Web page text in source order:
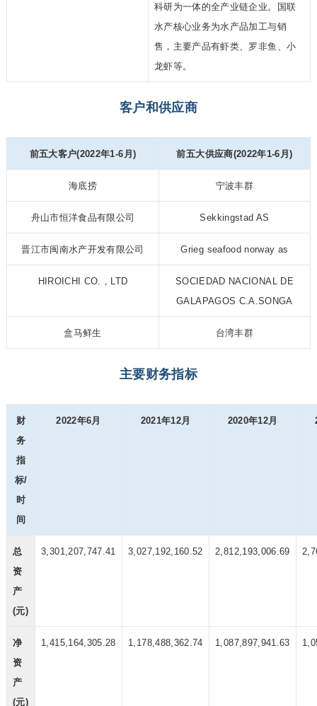
科研为一体的全产业链企业。国联
水产核心业务为水产品加工与销
售，主要产品有虾类、罗非鱼、小
龙虾等。
客户和供应商
前五大客户(2022年1-6月) 前五大供应商(2022年1-6月)
海底捞 宁波丰群
舟山市恒洋食品有限公司 Sekkingstad AS
晋江市闽南水产开发有限公司 Grieg seafood norway as
HIROICHI CO.，LTD
SOCIEDAD NACIONAL DE
GALAPAGOS C.A.SONGA
盒马鲜生 台湾丰群
主要财务指标
财
务
指
标/
时
间
2022年6月 2021年12月 2020年12月
总
资
产
(元)
3,301,207,747.41 3,027,192,160.52 2,812,193,006.69
净
资
产
(元)
1,415,164,305.28 1,178,488,362.74 1,087,897,941.63